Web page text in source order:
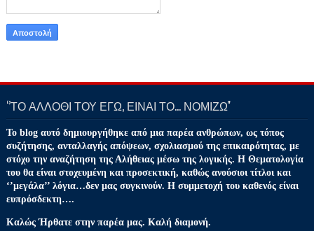
‘’ΤΟ ΑΛΛΟΘΙ ΤΟΥ ΕΓΩ, ΕΙΝΑΙ ΤΟ… ΝΟΜΙΖΩ''
Το blog αυτό δημιουργήθηκε από μια παρέα ανθρώπων, ως τόπος
συζήτησης, ανταλλαγής απόψεων, σχολιασμού της επικαιρότητας, με
στόχο την αναζήτηση της Αλήθειας μέσω της λογικής. Η Θεματολογία
του θα είναι στοχευμένη και προσεκτική, καθώς ανούσιοι τίτλοι και
‘’μεγάλα’’ λόγια…δεν μας συγκινούν. Η συμμετοχή του καθενός είναι
ευπρόσδεκτη….
Καλώς Ήρθατε στην παρέα μας. Καλή διαμονή.